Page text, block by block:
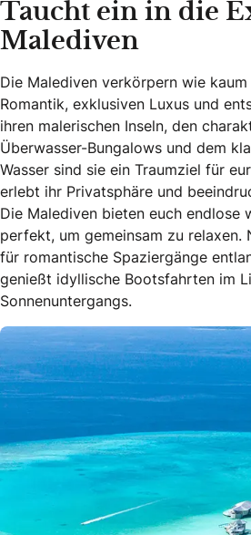
Taucht ein in die
Malediven
Die Malediven verkörpern wie
Romantik, exklusiven Luxus und
ihren malerischen Inseln, den
Überwasser-Bungalows und dem
Wasser sind sie ein Traumziel für
erlebt ihr Privatsphäre und
Die Malediven bieten euch endlose
perfekt, um gemeinsam zu relaxen.
für romantische Spaziergänge
genießt idyllische Bootsfahrten im
Sonnenuntergangs.